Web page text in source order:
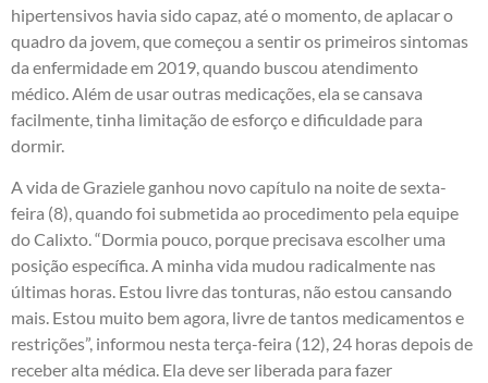
hipertensivos havia sido capaz, até o momento, de aplacar o
quadro da jovem, que começou a sentir os primeiros sintomas
da enfermidade em 2019, quando buscou atendimento
médico. Além de usar outras medicações, ela se cansava
facilmente, tinha limitação de esforço e dificuldade para
dormir.
A vida de Graziele ganhou novo capítulo na noite de sexta-
feira (8), quando foi submetida ao procedimento pela equipe
do Calixto. “Dormia pouco, porque precisava escolher uma
posição específica. A minha vida mudou radicalmente nas
últimas horas. Estou livre das tonturas, não estou cansando
mais. Estou muito bem agora, livre de tantos medicamentos e
restrições”, informou nesta terça-feira (12), 24 horas depois de
receber alta médica. Ela deve ser liberada para fazer